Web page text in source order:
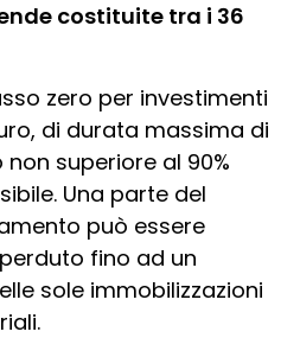
costituite tra i 36
zero per investimenti
di durata massima di
superiore al 90%
Una parte del
può essere
fino ad un
sole immobilizzazioni